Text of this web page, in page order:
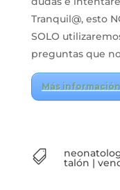
Tranquil@, esto
SOLO
preguntas que
Más información
 talón |